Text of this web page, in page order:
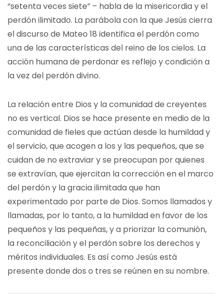
“setenta veces siete” – habla de la misericordia y el
perdón ilimitado. La parábola con la que Jesús cierra
el discurso de Mateo 18 identifica el perdón como
una de las características del reino de los cielos. La
acción humana de perdonar es reflejo y condición a
la vez del perdón divino.
La relación entre Dios y la comunidad de creyentes
no es vertical. Dios se hace presente en medio de la
comunidad de fieles que actúan desde la humildad y
el servicio, que acogen a los y las pequeños, que se
cuidan de no extraviar y se preocupan por quienes
se extravían, que ejercitan la corrección en el marco
del perdón y la gracia ilimitada que han
experimentado por parte de Dios. Somos llamados y
llamadas, por lo tanto, a la humildad en favor de los
pequeños y las pequeñas, y a priorizar la comunión,
la reconciliación y el perdón sobre los derechos y
méritos individuales. Es así como Jesús está
presente donde dos o tres se reúnen en su nombre.